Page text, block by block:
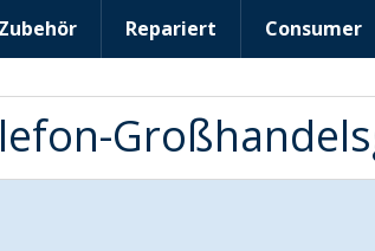
Zubehör Repariert Consumer